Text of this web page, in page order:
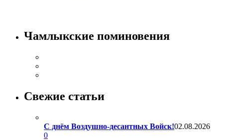
Чамлыкские поминовения
Свежие статьи
С днём Воздушно-десантных Войск!02.08.2026
0